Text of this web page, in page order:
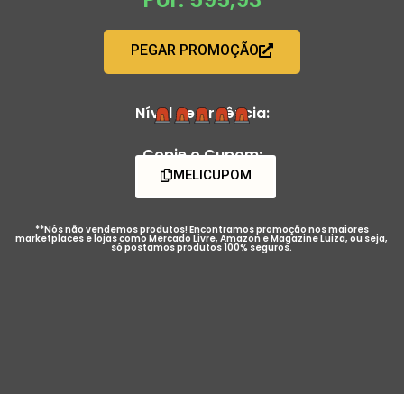
PEGAR PROMOÇÃO
Nível de Urgência:
Copie o Cupom:
MELICUPOM
**Nós não vendemos produtos! Encontramos promoção nos maiores
marketplaces e lojas como Mercado Livre, Amazon e Magazine Luiza, ou seja,
só postamos produtos 100% seguros.